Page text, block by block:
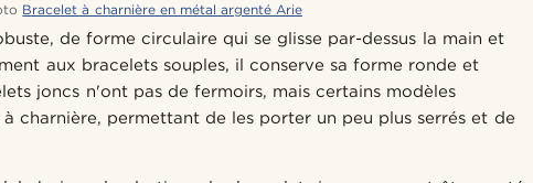
Bracelet à charnière en métal argenté Arie
de forme circulaire qui se glisse par-dessus la main et
aux bracelets souples, il conserve sa forme ronde et
joncs n'ont pas de fermoirs, mais certains modèles
charnière, permettant de les porter un peu plus serrés et de